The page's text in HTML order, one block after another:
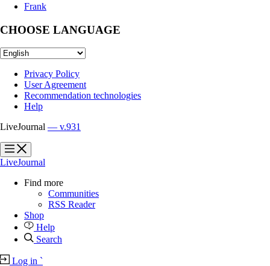
Frank
CHOOSE LANGUAGE
Privacy Policy
User Agreement
Recommendation technologies
Help
LiveJournal — v.931
?
?
LiveJournal
Find more
Communities
RSS Reader
Shop
Help
Search
Log in `